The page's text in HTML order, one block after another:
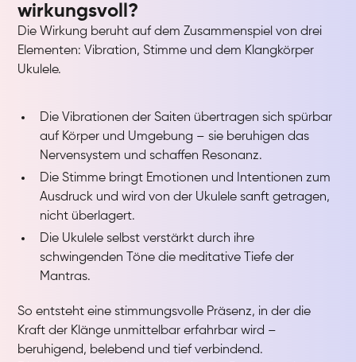
wirkungsvoll?
Die Wirkung beruht auf dem Zusammenspiel von drei
Elementen: Vibration, Stimme und dem Klangkörper
Ukulele.
Die Vibrationen der Saiten übertragen sich spürbar
auf Körper und Umgebung – sie beruhigen das
Nervensystem und schaffen Resonanz.
Die Stimme bringt Emotionen und Intentionen zum
Ausdruck und wird von der Ukulele sanft getragen,
nicht überlagert.
Die Ukulele selbst verstärkt durch ihre
schwingenden Töne die meditative Tiefe der
Mantras.
So entsteht eine stimmungsvolle Präsenz, in der die
Kraft der Klänge unmittelbar erfahrbar wird –
beruhigend, belebend und tief verbindend.